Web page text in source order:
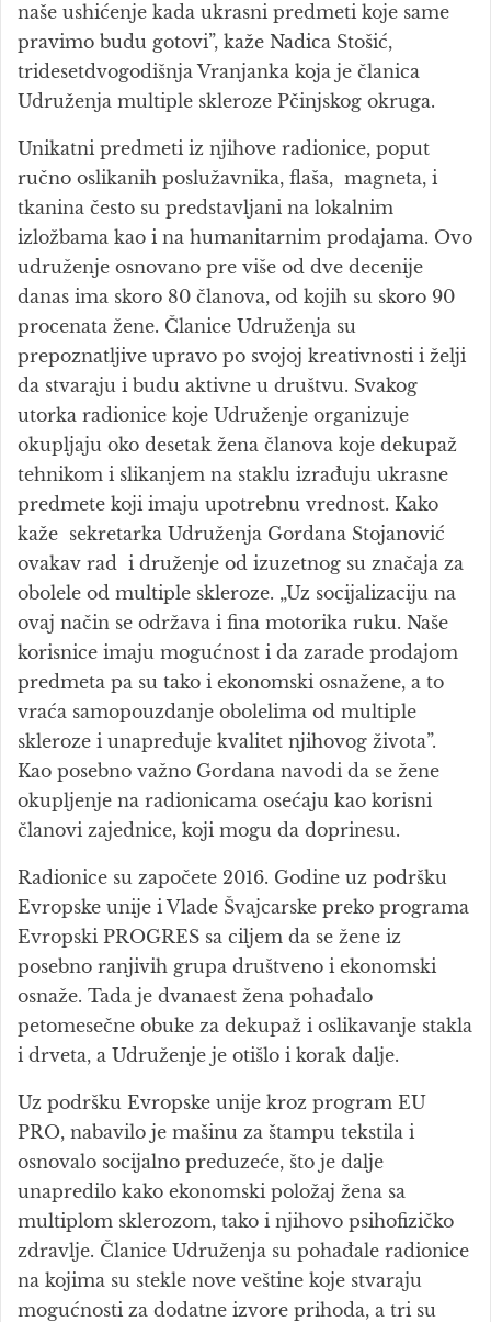
naše ushićenje kada ukrasni predmeti koje same
pravimo budu gotovi”, kaže Nadica Stošić,
tridesetdvogodišnja Vranjanka koja je članica
Udruženja multiple skleroze Pčinjskog okruga.
Unikatni predmeti iz njihove radionice, poput
ručno oslikanih poslužavnika, flaša, magneta, i
tkanina često su predstavljani na lokalnim
izložbama kao i na humanitarnim prodajama. Ovo
udruženje osnovano pre više od dve decenije
danas ima skoro 80 članova, od kojih su skoro 90
procenata žene. Članice Udruženja su
prepoznatljive upravo po svojoj kreativnosti i želji
da stvaraju i budu aktivne u društvu. Svakog
utorka radionice koje Udruženje organizuje
okupljaju oko desetak žena članova koje dekupaž
tehnikom i slikanjem na staklu izrađuju ukrasne
predmete koji imaju upotrebnu vrednost. Kako
kaže sekretarka Udruženja Gordana Stojanović
ovakav rad i druženje od izuzetnog su značaja za
obolele od multiple skleroze. „Uz socijalizaciju na
ovaj način se održava i fina motorika ruku. Naše
korisnice imaju mogućnost i da zarade prodajom
predmeta pa su tako i ekonomski osnažene, a to
vraća samopouzdanje obolelima od multiple
skleroze i unapređuje kvalitet njihovog života”.
Kao posebno važno Gordana navodi da se žene
okupljenje na radionicama osećaju kao korisni
članovi zajednice, koji mogu da doprinesu.
Radionice su započete 2016. Godine uz podršku
Evropske unije i Vlade Švajcarske preko programa
Evropski PROGRES sa ciljem da se žene iz
posebno ranjivih grupa društveno i ekonomski
osnaže. Tada je dvanaest žena pohađalo
petomesečne obuke za dekupaž i oslikavanje stakla
i drveta, a Udruženje je otišlo i korak dalje.
Uz podršku Evropske unije kroz program EU
PRO, nabavilo je mašinu za štampu tekstila i
osnovalo socijalno preduzeće, što je dalje
unapredilo kako ekonomski položaj žena sa
multiplom sklerozom, tako i njihovo psihofizičko
zdravlje. Članice Udruženja su pohađale radionice
na kojima su stekle nove veštine koje stvaraju
mogućnosti za dodatne izvore prihoda, a tri su